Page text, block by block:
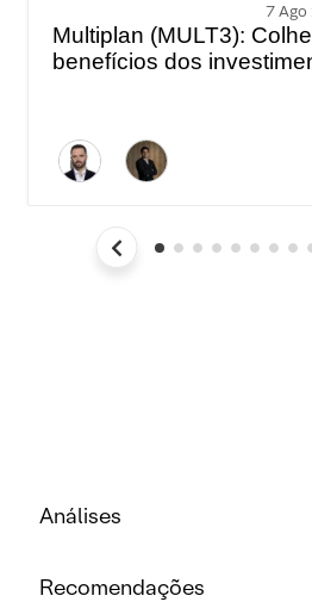
7 Ago
Multiplan (MULT3):
benefícios dos
Análises
Recomendações